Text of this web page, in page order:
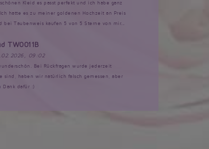
Kleid es passt perfekt und ich habe ganz
hatte es zu meiner goldenen Hochzeit an Preis
Taubenweis kaufen 5 von 5 Sterne von mir...
TW0011B
09:02
Bei Rückfragen wurde jederzeit
sind, haben wir natürlich falsch gemessen, aber
Dank dafür :)